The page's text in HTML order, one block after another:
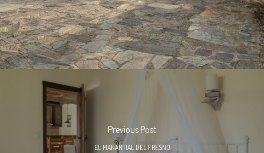
Previous Post
EL MANANTIAL DEL FRESNO